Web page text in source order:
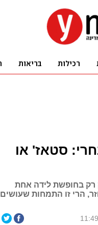
סטאז' או
בחופשת לידה אחת
הרי זו התמחות שעושים